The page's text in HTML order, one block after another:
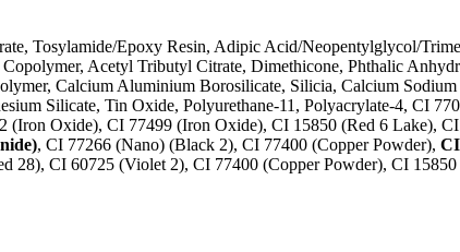
Tosylamide/Epoxy Resin, Adipic Acid/Neopentylglycol/
Acetyl Tributyl Citrate, Dimethicone, Phthalic
Calcium Aluminium Borosilicate, Silicia, Calcium
Silicate, Tin Oxide, Polyurethane-11, Polyacrylate-4, CI
Oxide), CI 77499 (Iron Oxide), CI 15850 (Red 6 Lake),
, CI 77266 (Nano) (Black 2), CI 77400 (Copper Powder),
28), CI 60725 (Violet 2), CI 77400 (Copper Powder), CI